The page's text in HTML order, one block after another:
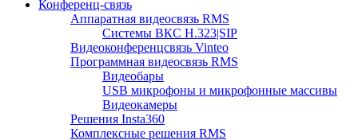
Конференц-связь
Аппаратная видеосвязь RMS
Системы ВКС H.323|SIP
Видеоконференцсвязь Vinteo
Программная видеосвязь RMS
Видеобары
USB микрофоны и микрофонные массивы
Видеокамеры
Решения Insta360
Комплексные решения RMS